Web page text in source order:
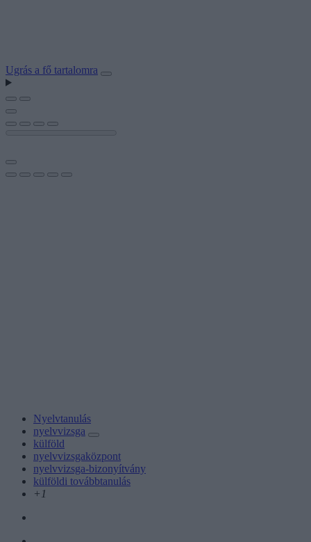
Ugrás a fő tartalomra
Nyelvtanulás
nyelvvizsga
külföld
nyelvvizsgaközpont
nyelvvizsga-bizonyítvány
külföldi továbbtanulás
+1